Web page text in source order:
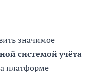
значимое
системой учёта
платформе